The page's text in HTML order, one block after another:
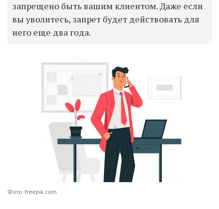
запрещено быть вашим клиентом. Даже если
вы уволитесь, запрет будет действовать для
него еще два года.
Фото: freepik.com